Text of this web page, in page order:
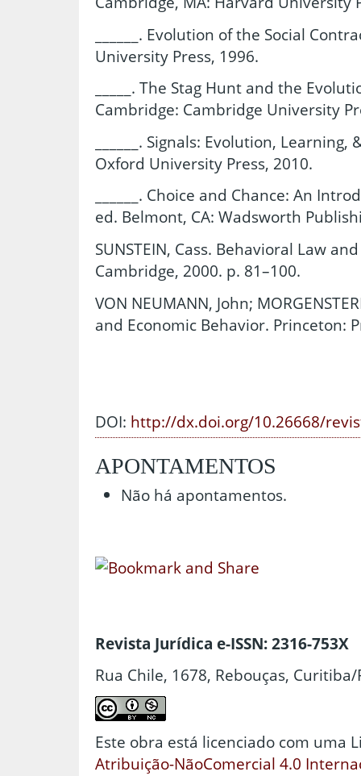
______. Evolution of the Social
University Press, 1996.
_____. The Stag Hunt and the
Cambridge: Cambridge University
______. Signals: Evolution,
Oxford University Press, 2010.
______. Choice and Chance: An
ed. Belmont, CA: Wadsworth
SUNSTEIN, Cass. Behavioral Law
Cambridge, 2000. p. 81–100.
VON NEUMANN, John;
and Economic Behavior. Princeton:
DOI: http://dx.doi.org/10.26668/
APONTAMENTOS
Não há apontamentos.
Revista Jurídica e-ISSN: 2316-753X
Rua Chile, 1678, Rebouças, Curitiba/
Este obra está licenciado com uma
Atribuição-NãoComercial 4.0